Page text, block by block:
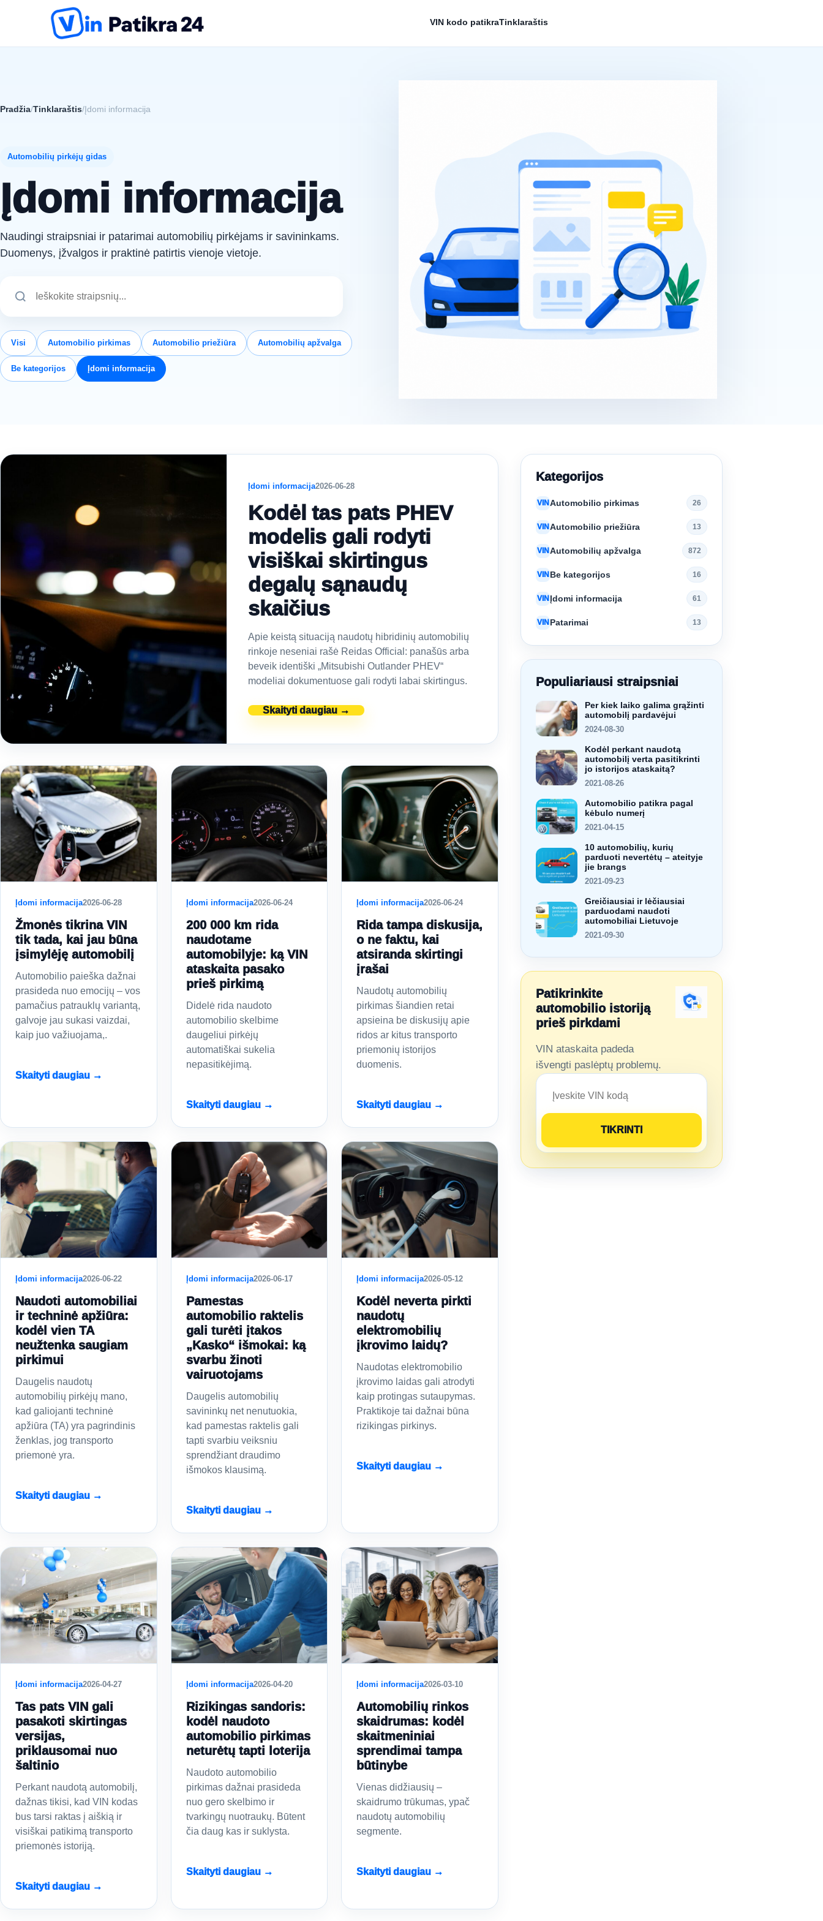
VIN kodo patikraTinklaraštis
Pradžia/Tinklaraštis/Įdomi informacija
Automobilių pirkėjų gidas
Įdomi informacija
Naudingi straipsniai ir patarimai automobilių pirkėjams ir savininkams.
Duomenys, įžvalgos ir praktinė patirtis vienoje vietoje.
Visi Automobilio pirkimas Automobilio priežiūra Automobilių apžvalga
Be kategorijos Įdomi informacija
Įdomi informacija2026-06-28
Kodėl tas pats PHEV
modelis gali rodyti
visiškai skirtingus
degalų sąnaudų
skaičius
Apie keistą situaciją naudotų hibridinių automobilių
rinkoje neseniai rašė Reidas Official: panašūs arba
beveik identiški „Mitsubishi Outlander PHEV“
modeliai dokumentuose gali rodyti labai skirtingus.
Skaityti daugiau →
Įdomi informacija2026-06-28
Žmonės tikrina VIN
tik tada, kai jau būna
įsimylėję automobilį
Automobilio paieška dažnai
prasideda nuo emocijų – vos
pamačius patrauklų variantą,
galvoje jau sukasi vaizdai,
kaip juo važiuojama,.
Skaityti daugiau →
Įdomi informacija2026-06-24
200 000 km rida
naudotame
automobilyje: ką VIN
ataskaita pasako
prieš pirkimą
Didelė rida naudoto
automobilio skelbime
daugeliui pirkėjų
automatiškai sukelia
nepasitikėjimą.
Skaityti daugiau →
Įdomi informacija2026-06-24
Rida tampa diskusija,
o ne faktu, kai
atsiranda skirtingi
įrašai
Naudotų automobilių
pirkimas šiandien retai
apsieina be diskusijų apie
ridos ar kitus transporto
priemonių istorijos
duomenis.
Skaityti daugiau →
Įdomi informacija2026-06-22
Naudoti automobiliai
ir techninė apžiūra:
kodėl vien TA
neužtenka saugiam
pirkimui
Daugelis naudotų
automobilių pirkėjų mano,
kad galiojanti techninė
apžiūra (TA) yra pagrindinis
ženklas, jog transporto
priemonė yra.
Skaityti daugiau →
Įdomi informacija2026-06-17
Pamestas
automobilio raktelis
gali turėti įtakos
„Kasko“ išmokai: ką
svarbu žinoti
vairuotojams
Daugelis automobilių
savininkų net nenutuokia,
kad pamestas raktelis gali
tapti svarbiu veiksniu
sprendžiant draudimo
išmokos klausimą.
Skaityti daugiau →
Įdomi informacija2026-05-12
Kodėl neverta pirkti
naudotų
elektromobilių
įkrovimo laidų?
Naudotas elektromobilio
įkrovimo laidas gali atrodyti
kaip protingas sutaupymas.
Praktikoje tai dažnai būna
rizikingas pirkinys.
Skaityti daugiau →
Įdomi informacija2026-04-27
Tas pats VIN gali
pasakoti skirtingas
versijas,
priklausomai nuo
šaltinio
Perkant naudotą automobilį,
dažnas tikisi, kad VIN kodas
bus tarsi raktas į aiškią ir
visiškai patikimą transporto
priemonės istoriją.
Skaityti daugiau →
Įdomi informacija2026-04-20
Rizikingas sandoris:
kodėl naudoto
automobilio pirkimas
neturėtų tapti loterija
Naudoto automobilio
pirkimas dažnai prasideda
nuo gero skelbimo ir
tvarkingų nuotraukų. Būtent
čia daug kas ir suklysta.
Skaityti daugiau →
Įdomi informacija2026-03-10
Automobilių rinkos
skaidrumas: kodėl
skaitmeniniai
sprendimai tampa
būtinybe
Vienas didžiausių –
skaidrumo trūkumas, ypač
naudotų automobilių
segmente.
Skaityti daugiau →
Kategorijos
VIN Automobilio pirkimas 26
VIN Automobilio priežiūra 13
VIN Automobilių apžvalga 872
VIN Be kategorijos 16
VIN Įdomi informacija 61
VIN Patarimai 13
Populiariausi straipsniai
Per kiek laiko galima grąžinti
automobilį pardavėjui
2024-08-30
Kodėl perkant naudotą
automobilį verta pasitikrinti
jo istorijos ataskaitą?
2021-08-26
Automobilio patikra pagal
kėbulo numerį
2021-04-15
10 automobilių, kurių
parduoti nevertėtų – ateityje
jie brangs
2021-09-23
Greičiausiai ir lėčiausiai
parduodami naudoti
automobiliai Lietuvoje
2021-09-30
Patikrinkite
automobilio istoriją
prieš pirkdami
VIN ataskaita padeda
išvengti paslėptų problemų.